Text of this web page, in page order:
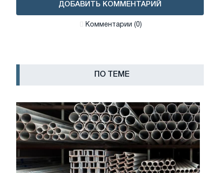
ДОБАВИТЬ КОММЕНТАРИЙ
Комментарии (0)
ПО ТЕМЕ